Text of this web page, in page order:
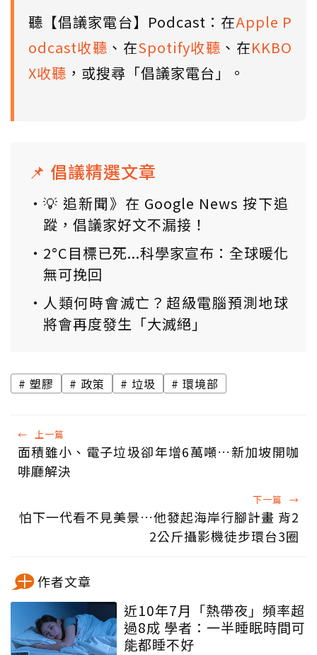
聽【倡議家電台】Podcast：在Apple P
odcast收聽 、在Spotify收聽 、在KKBO
X收聽 ，或搜尋「倡議家電台」。
📌 倡議精選文章
💡 追新聞》在 Google News 按下追
蹤，倡議家好文不漏接！
2°C目標已死...科學家宣布：全球暖化
無可挽回
人類何時會滅亡？超級電腦預測地球
將會再度發生「大滅絕」
塑膠 政策 垃圾 環境部
← 上一篇
面積雖小、電子垃圾卻年增6萬噸…新加坡開咖
啡廳解決
下一篇 →
怕下一代看不見美景…他發起海岸行腳計畫 背2
2公斤攝影機徒步環台3圈
作者文章
近10年7月「熱帶夜」頻率超
過8成 學者：一半睡眠時間可
能都睡不好